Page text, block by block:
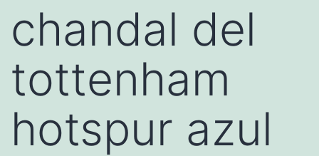
chandal del
tottenham
hotspur azul